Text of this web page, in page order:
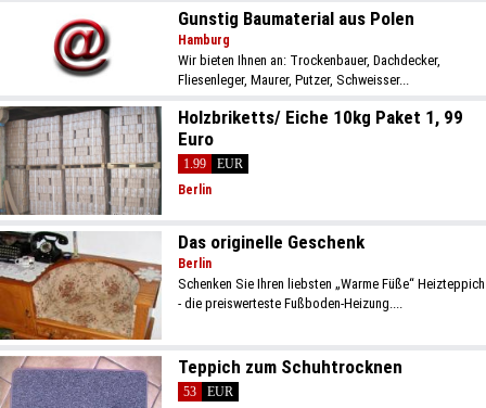
Gunstig Baumaterial aus Polen
Hamburg
Wir bieten Ihnen an: Trockenbauer, Dachdecker,
Fliesenleger, Maurer, Putzer, Schweisser...
Holzbriketts/ Eiche 10kg Paket 1, 99
Euro
1.99
EUR
Berlin
Das originelle Geschenk
Berlin
Schenken Sie Ihren liebsten „Warme Füße“ Heizteppich
- die preiswerteste Fußboden-Heizung....
Teppich zum Schuhtrocknen
53
EUR